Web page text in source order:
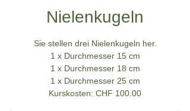
Nielenkugeln
Sie stellen drei Nielenkugeln her.
1 x Durchmesser 15 cm
1 x Durchmesser 18 cm
1 x Durchmesser 25 cm